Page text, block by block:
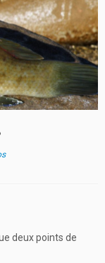
deux points de